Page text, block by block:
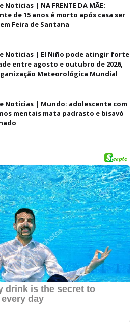
Noticias | NA FRENTE DA MÃE:
de 15 anos é morto após casa ser
Feira de Santana
Noticias | El Niño pode atingir forte
entre agosto e outubro de 2026,
Meteorológica Mundial
Noticias | Mundo: adolescente com
mentais mata padrasto e bisavó